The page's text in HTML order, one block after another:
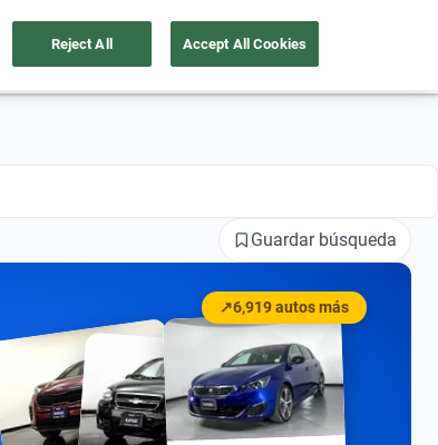
Nosotros Ubicación
Guardar búsqueda
↗6,919 autos más
Reject All Accept All Cookies